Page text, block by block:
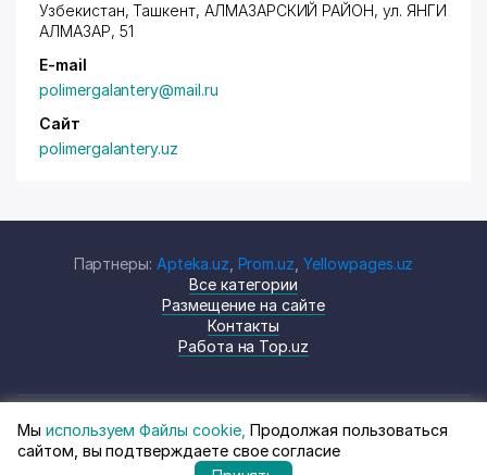
Узбекистан, Ташкент, АЛМАЗАРСКИЙ РАЙОН,ул. ЯНГИ
АЛМАЗАР, 51
E-mail
polimergalantery@mail.ru
Сайт
polimergalantery.uz
Партнеры: Apteka.uz Prom.uz ,Yellowpages.uz
Все категории
Размещение на сайте
Контакты
Работа на Top.uz
© Top.uz, 2024 Каталог компаний
Узбекистана
Политика
конфиденциальности
Мы используем Файлы cookie, Продолжая пользоваться
сайтом, вы подтверждаете свое согласие